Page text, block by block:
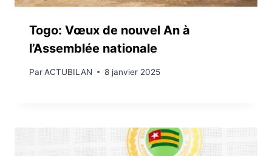
Togo: Vœux de nouvel An à
l’Assemblée nationale
ParACTUBILAN 8 janvier 2025